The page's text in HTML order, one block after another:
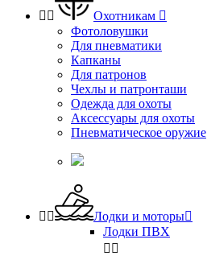
  Охотникам 
Фотоловушки
Для пневматики
Капканы
Для патронов
Чехлы и патронташи
Одежда для охоты
Аксессуары для охоты
Пневматическое оружие
  Лодки и моторы
Лодки ПВХ
 